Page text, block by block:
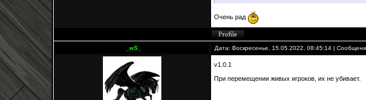
Очень рад
_wS_ Дата: Воскресенье, 15.05.2022, 08:45:14 |
v1.0.1
При перемещении живых игроков, их не убивает.